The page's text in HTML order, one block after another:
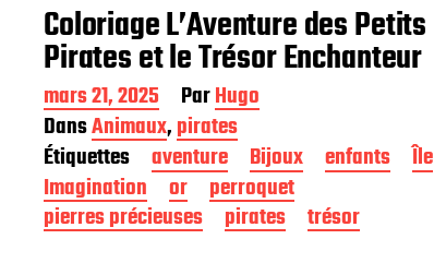
Coloriage L’Aventure des Petits
Pirates et le Trésor Enchanteur
D
a
t
e
d
e
p
mars 21, 2025 ParHugo
DansAnimaux,pirates
Étiquettes
aventure Bijoux enfants
Île
Imagination
or
perroquet
pierres précieuses
pirates trésor